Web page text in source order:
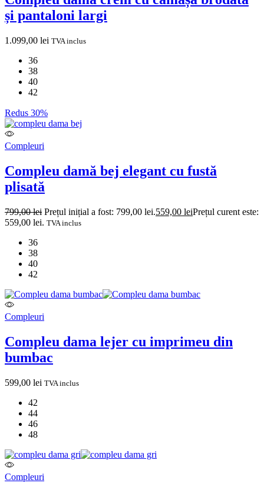
și pantaloni largi
1.099,00 lei TVA inclus
36
38
40
42
Redus 30%
Compleuri
Compleu damă bej elegant cu fustă
plisată
799,00lei Prețul inițial a fost: 799,00 lei.559,00 leiPrețul curent este:
559,00 lei. TVA inclus
36
38
40
42
Compleuri
Compleu dama lejer cu imprimeu din
bumbac
599,00 lei TVA inclus
42
44
46
48
Compleuri